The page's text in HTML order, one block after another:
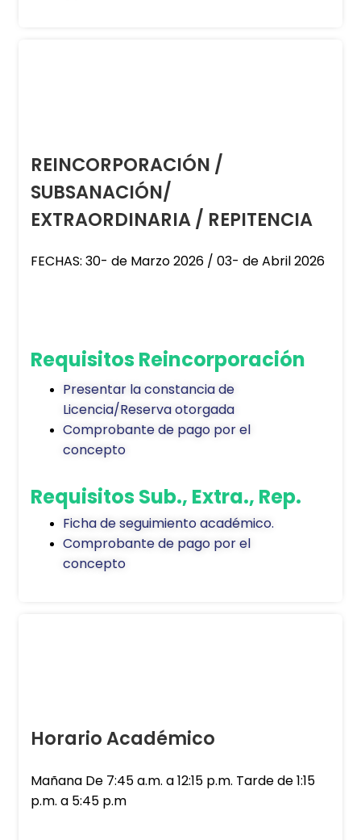
REINCORPORACIÓN /
SUBSANACIÓN/
EXTRAORDINARIA / REPITENCIA
FECHAS: 30- de Marzo 2026 / 03- de Abril 2026
Requisitos Reincorporación
Presentar la constancia de
Licencia/Reserva otorgada
Comprobante de pago por el
concepto
Requisitos Sub., Extra., Rep.
Ficha de seguimiento académico.
Comprobante de pago por el
concepto
Horario Académico
Mañana De 7:45 a.m. a 12:15 p.m. Tarde de 1:15
p.m. a 5:45 p.m